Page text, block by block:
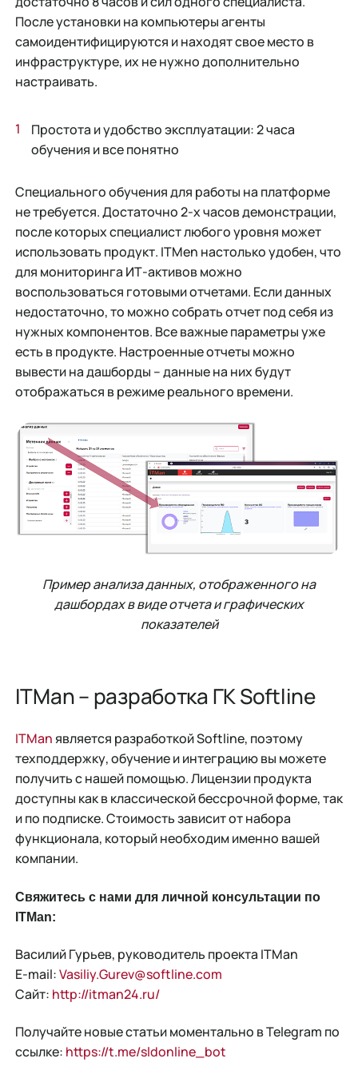
После установки на компьютеры агенты
самоидентифицируются и находят свое место в
инфраструктуре, их не нужно дополнительно
настраивать.
Простота и удобство эксплуатации: 2 часа
обучения и все понятно
Специального обучения для работы на платформе
не требуется. Достаточно 2-х часов демонстрации,
после которых специалист любого уровня может
использовать продукт. ITMen настолько удобен, что
для мониторинга ИТ-активов можно
воспользоваться готовыми отчетами. Если данных
недостаточно, то можно собрать отчет под себя из
нужных компонентов. Все важные параметры уже
есть в продукте. Настроенные отчеты можно
вывести на дашборды – данные на них будут
отображаться в режиме реального времени.
Пример анализа данных, отображенного на
дашбордах в виде отчета и графических
показателей
ITMan – разработка ГК Softline
ITMan является разработкой Softline, поэтому
техподдержку, обучение и интеграцию вы можете
получить с нашей помощью. Лицензии продукта
доступны как в классической бессрочной форме, так
и по подписке. Стоимость зависит от набора
функционала, который необходим именно вашей
компании.
Свяжитесь с нами для личной консультации по
ITMan:
Василий Гурьев, руководитель проекта ITMan
Е-mail:Vasiliy.Gurev@softline.com
Сайт: http://itman24.ru/
Получайте новые статьи моментально в Telegram по
ссылке: https://t.me/sldonline_bot